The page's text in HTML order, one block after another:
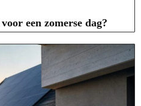
een zomerse dag?